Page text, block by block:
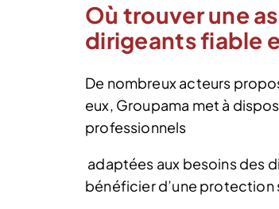
Où trouver une
dirigeants fiable
De nombreux acteurs
eux, Groupama met à
professionnels
adaptées aux besoins des
bénéficier d’une protection